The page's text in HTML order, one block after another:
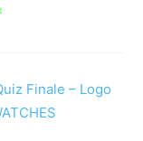
Finale – Logo